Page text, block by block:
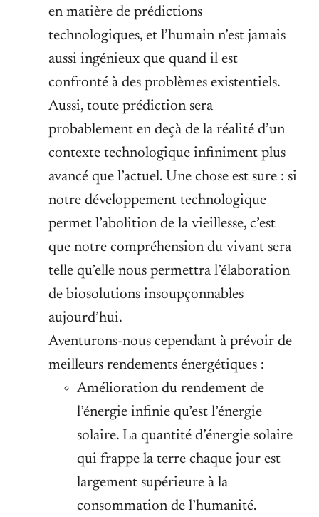
en matière de prédictions
technologiques, et l’humain n’est jamais
aussi ingénieux que quand il est
confronté à des problèmes existentiels.
Aussi, toute prédiction sera
probablement en deçà de la réalité d’un
contexte technologique infiniment plus
avancé que l’actuel. Une chose est sure : si
notre développement technologique
permet l’abolition de la vieillesse, c’est
que notre compréhension du vivant sera
telle qu’elle nous permettra l’élaboration
de biosolutions insoupçonnables
aujourd’hui.
Aventurons-nous cependant à prévoir de
meilleurs rendements énergétiques :
Amélioration du rendement de
l’énergie infinie qu’est l’énergie
solaire. La quantité d’énergie solaire
qui frappe la terre chaque jour est
largement supérieure à la
consommation de l’humanité.